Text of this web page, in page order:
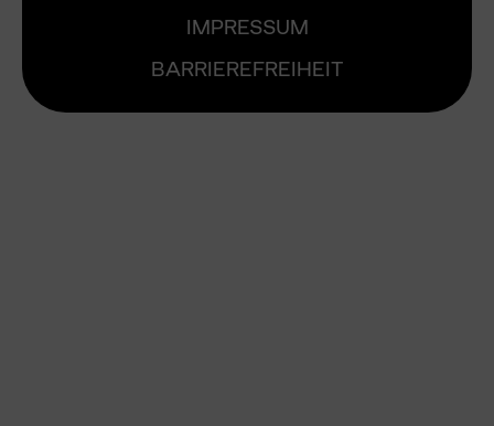
IMPRESSUM
BARRIEREFREIHEIT